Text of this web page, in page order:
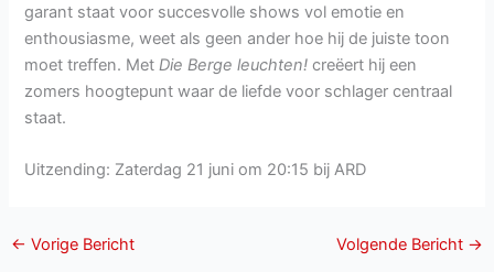
garant staat voor succesvolle shows vol emotie en
enthousiasme, weet als geen ander hoe hij de juiste toon
moet treffen. MetDie Berge leuchten! creëert hij een
zomers hoogtepunt waar de liefde voor schlager centraal
staat.
Uitzending: Zaterdag 21 juni om 20:15 bij ARD
← Vorige Bericht Volgende Bericht →